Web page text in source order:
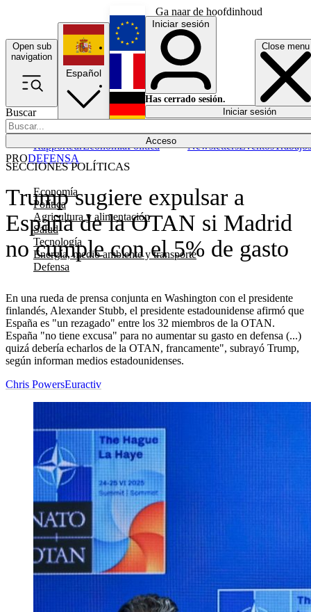
Ga naar de hoofdinhoud
Open sub
navigation
Close menu
Buscar
Acceso
SECCIONES POLÍTICAS
Economía
Política
Agricultura y alimentación
Salud
Tecnología
Energía, medio ambiente y transporte
Defensa
RapporteurEconomíaPolítica NewslettersEventosTrabajos
Español
English
Français
Iniciar sesión
Has cerrado sesión.
Iniciar sesión
Trump sugiere expulsar a
España de la OTAN si Madrid
no cumple con el 5% de gasto
En una rueda de prensa conjunta en Washington con el presidente
finlandés, Alexander Stubb, el presidente estadounidense afirmó que
España es "un rezagado" entre los 32 miembros de la OTAN.
España "no tiene excusa" para no aumentar su gasto en defensa (...)
quizá debería echarlos de la OTAN, francamente", subrayó Trump,
según informan medios estadounidenses.
PRODEFENSA
Chris PowersEuractiv